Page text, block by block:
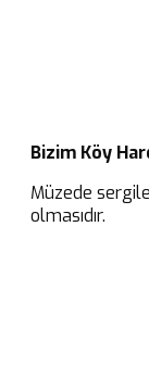
Bizim Köy
Müzede
olmasıdır.